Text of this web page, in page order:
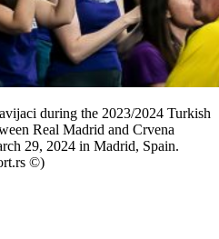
during the 2023/2024 Turkish
Real Madrid and Crvena
29, 2024 in Madrid, Spain.
©)